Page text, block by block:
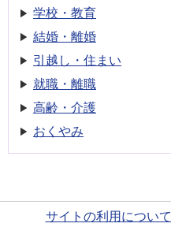
学校・教育
結婚・離婚
引越し・住まい
就職・離職
高齢・介護
おくやみ
サイトの利用について